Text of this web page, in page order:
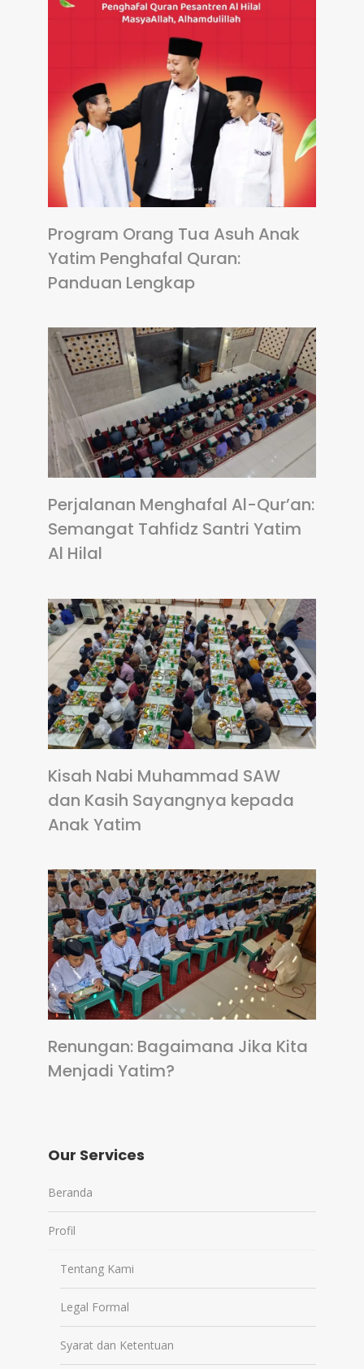
Program Orang Tua Asuh Anak
Yatim Penghafal Quran:
Panduan Lengkap
Perjalanan Menghafal Al-Qur’an:
Semangat Tahfidz Santri Yatim
Al Hilal
Kisah Nabi Muhammad SAW
dan Kasih Sayangnya kepada
Anak Yatim
Renungan: Bagaimana Jika Kita
Menjadi Yatim?
Our Services
Beranda
Profil
Tentang Kami
Legal Formal
Syarat dan Ketentuan